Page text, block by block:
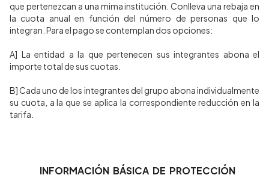
que pertenezcan a una mima institución. Conlleva una rebaja en
la cuota anual en función del número de personas que lo
integran. Para el pago se contemplan dos opciones:
A] La entidad a la que pertenecen sus integrantes abona el
importe total de sus cuotas.
B] Cada uno de los integrantes del grupo abona individualmente
su cuota, a la que se aplica la correspondiente reducción en la
tarifa.
INFORMACIÓN BÁSICA DE PROTECCIÓN